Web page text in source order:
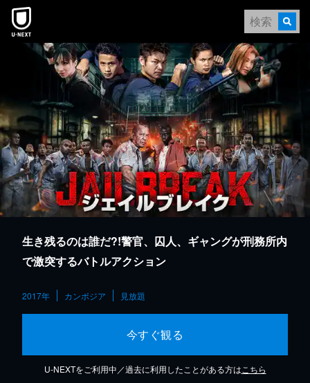
本文へスキップ
生き残るのは誰だ?!警官、囚人、ギャングが刑務所内
で激突するバトルアクション
2017年 カンボジア 見放題
今すぐ観る
U-NEXTをご利用中／過去に利用したことがある方は こちら